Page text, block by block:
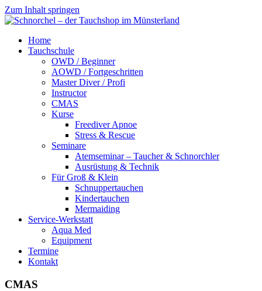
Zum Inhalt springen
Schnorchel
Tauchshop
Münsterland
Schnorchel
Tauchshop
Münsterland
Home
Tauchschule
OWD / Beginner
AOWD / Fortgeschritten
Master Diver / Profi
Instructor
CMAS
Kurse
Freediver Apnoe
Stress & Rescue
Seminare
Atemseminar – Taucher & Schnorchler
Ausrüstung & Technik
Für Groß & Klein
Schnuppertauchen
Kindertauchen
Mermaiding
Service-Werkstatt
Aqua Med
Equipment
Termine
Kontakt
CMAS